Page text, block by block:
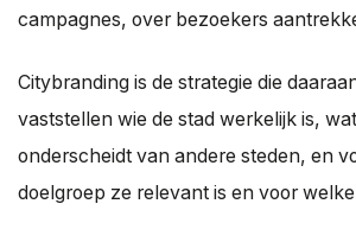
campagnes, over bezoekers
Citybranding is de strategie die
vaststellen wie de stad werkelijk is,
onderscheidt van andere steden, en
doelgroep ze relevant is en voor